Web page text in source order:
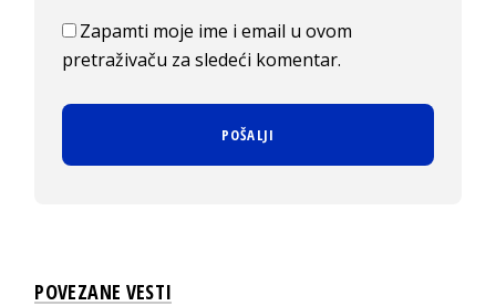
Zapamti moje ime i email u ovom
pretraživaču za sledeći komentar.
POVEZANE VESTI